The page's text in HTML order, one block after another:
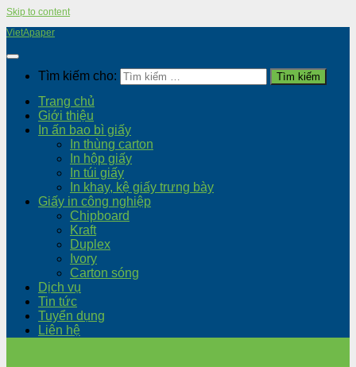
Skip to content
VietApaper
Tìm kiếm cho:
Trang chủ
Giới thiệu
In ấn bao bì giấy
In thùng carton
In hộp giấy
In túi giấy
In khay, kệ giấy trưng bày
Giấy in công nghiệp
Chipboard
Kraft
Duplex
Ivory
Carton sóng
Dịch vụ
Tin tức
Tuyển dụng
Liên hệ